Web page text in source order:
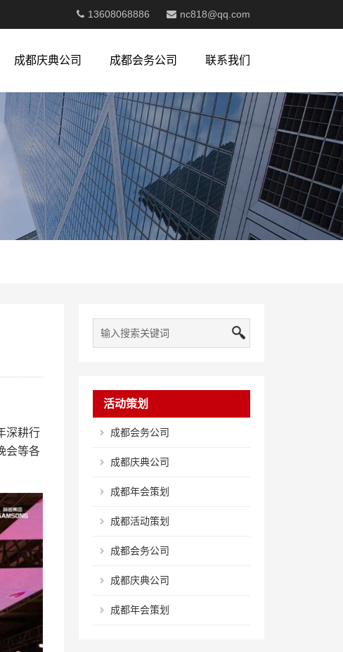
13608068886 nc818@qq.com
成都庆典公司 成都会务公司 联系我们
深耕行
会等各
活动策划
成都会务公司
成都庆典公司
成都年会策划
成都活动策划
成都会务公司
成都庆典公司
成都年会策划